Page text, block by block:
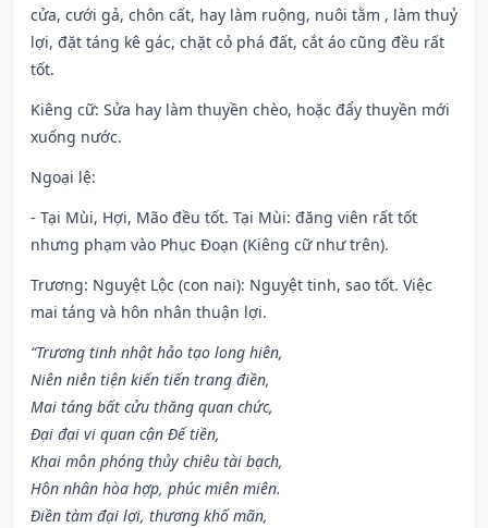
cửa, cưới gả, chôn cất, hay làm ruộng, nuôi tằm , làm thuỷ
lợi, đặt táng kê gác, chặt cỏ phá đất, cắt áo cũng đều rất
tốt.
Kiêng cữ: Sửa hay làm thuyền chèo, hoặc đẩy thuyền mới
xuống nước.
Ngoại lệ:
- Tại Mùi, Hợi, Mão đều tốt. Tại Mùi: đăng viên rất tốt
nhưng phạm vào Phục Đoạn (Kiêng cữ như trên).
Trương: Nguyệt Lộc (con nai): Nguyệt tinh, sao tốt. Việc
mai táng và hôn nhân thuận lợi.
“Trương tinh nhật hảo tạo long hiên,
Niên niên tiện kiến tiến trang điền,
Mai táng bất cửu thăng quan chức,
Đại đại vi quan cận Đế tiền,
Khai môn phóng thủy chiêu tài bạch,
Hôn nhân hòa hợp, phúc miên miên.
Điền tàm đại lợi, thương khố mãn,